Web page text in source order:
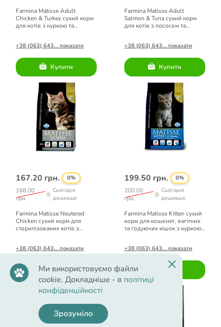
Farmina Matisse Adult
Chicken & Turkey сухий корм
для котів з куркою та
+38 (063) 643... показати
Купити
Farmina Matisse Adult
Salmon & Tuna сухий корм
для котів з лососем та
+38 (063) 643... показати
Купити
167.20 грн. 0%
168.00
грн.
Сьогодні
дешевше
Farmina Matisse Neutered
Chicken сухий корм для
стерилізованих котів з
+38 (063) 643... показати
Купити
199.50 грн. 0%
200.00
грн.
Сьогодні
дешевше
Farmina Matisse Kitten сухий
корм для кошенят, вагітних
та годуючих кішок з куркою
+38 (063) 643... показати
Купити
Ми використовуємо файли
cookie. Докладніше - в політиці
конфіденційності
Зрозуміло